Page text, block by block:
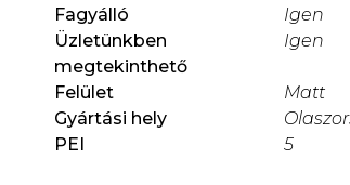
Fagyálló
Igen
Üzletünkben
megtekinthető
Igen
Felület
Matt
Gyártási hely
PEI
5